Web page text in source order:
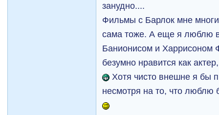
занудно....
Фильмы с Барлок мне
сама тоже. А еще я люблю
Банионисом и
безумно нравится как
Хотя чисто внешне я бы
несмотря на то, что люблю